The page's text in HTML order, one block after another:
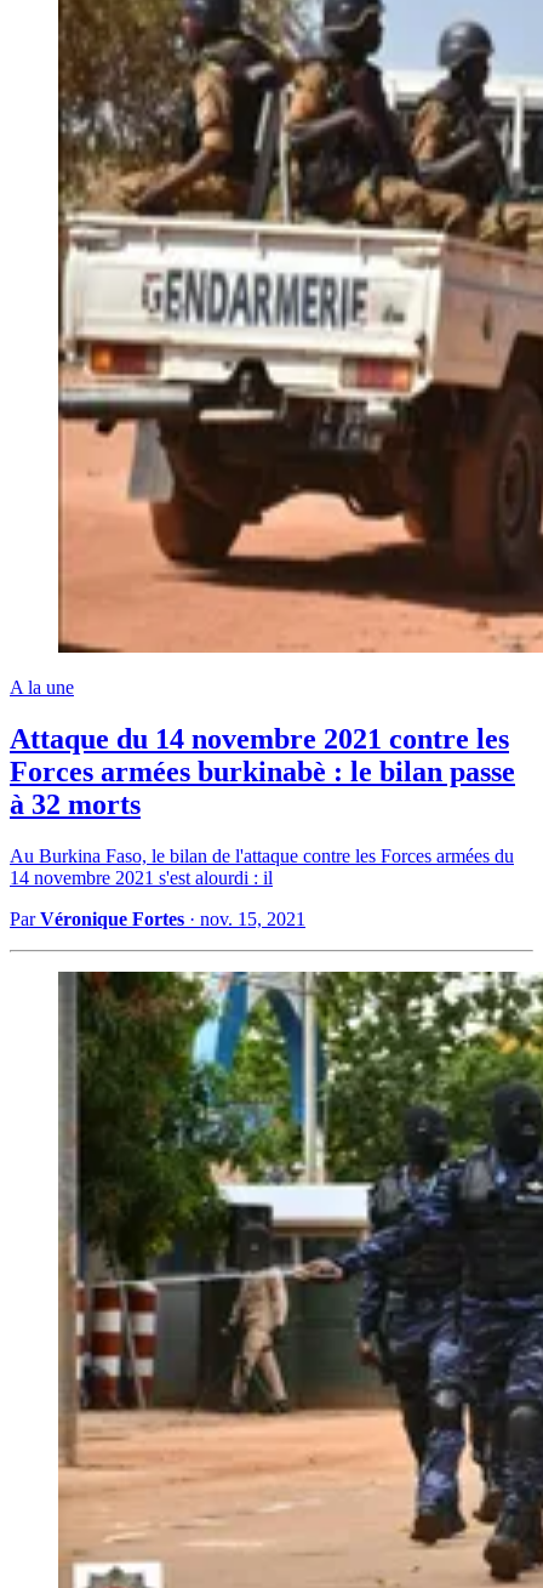
A la une
Attaque du 14 novembre 2021 contre les
Forces armées burkinabè : le bilan passe
à 32 morts
Au Burkina Faso, le bilan de l'attaque contre les Forces armées du
14 novembre 2021 s'est alourdi : il
ParVéronique Fortes · nov. 15, 2021